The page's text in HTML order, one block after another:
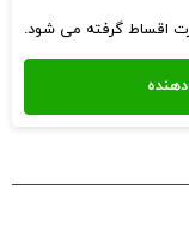
اقساط گرفته می شود.